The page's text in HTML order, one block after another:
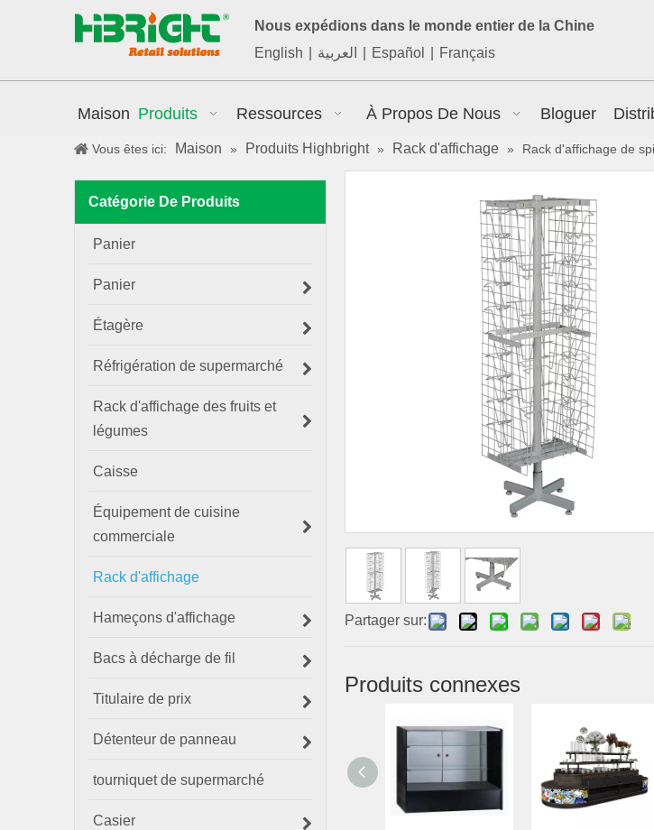
Nous expédions dans le monde entier de la Chine
English
العربية Español Français
Maison Produits Ressources À Propos De Nous Bloguer
Vous êtes ici: Maison » Produits Highbright » Rack d'affichage » Rack d'affichage de
Catégorie De Produits
Panier
Panier
Étagère
Réfrigération de supermarché
Rack d'affichage des fruits et
légumes
Caisse
Équipement de cuisine
commerciale
Rack d'affichage
Hameçons d'affichage
Bacs à décharge de fil
Titulaire de prix
Détenteur de panneau
tourniquet de supermarché
Casier
Partager sur:
Produits connexes